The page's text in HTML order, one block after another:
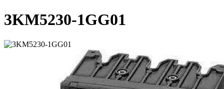
3KM5230-1GG01